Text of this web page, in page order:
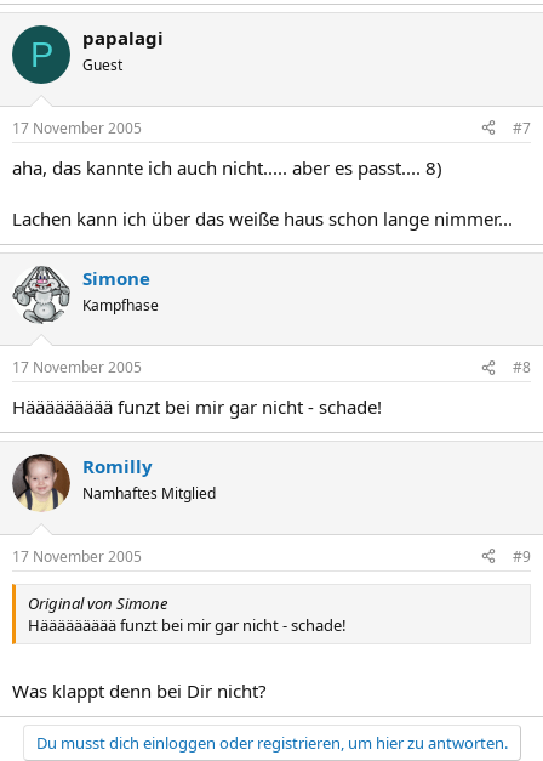
P papalagi
Guest
17 November 2005 #7
aha, das kannte ich auch nicht..... aber es passt.... 8)
Lachen kann ich über das weiße haus schon lange nimmer...
Simone
Kampfhase
17 November 2005 #8
Häääääääää funzt bei mir gar nicht - schade!
Romilly
Namhaftes Mitglied
17 November 2005 #9
Original von Simone
Häääääääää funzt bei mir gar nicht - schade!
Was klappt denn bei Dir nicht?
Du musst dich einloggen oder registrieren, um hier zu antworten.